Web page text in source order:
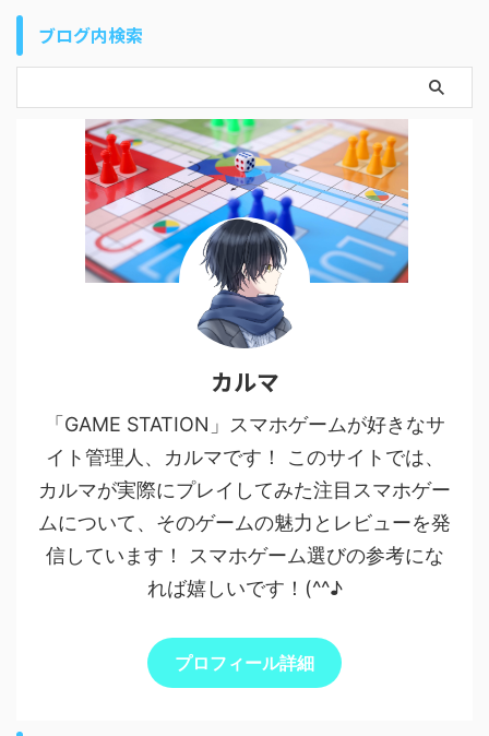
ブログ内検索
カルマ
「GAME STATION」スマホゲームが好きなサ
イト管理人、カルマです！ このサイトでは、
カルマが実際にプレイしてみた注目スマホゲー
ムについて、そのゲームの魅力とレビューを発
信しています！ スマホゲーム選びの参考にな
れば嬉しいです！(^^♪
プロフィール詳細